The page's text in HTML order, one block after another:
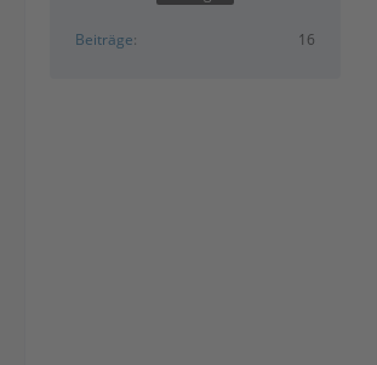
Beiträge 16